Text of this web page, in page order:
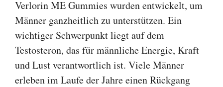
Verlorin ME Gummies wurden entwickelt, um
Männer ganzheitlich zu unterstützen. Ein
wichtiger Schwerpunkt liegt auf dem
Testosteron, das für männliche Energie, Kraft
und Lust verantwortlich ist. Viele Männer
erleben im Laufe der Jahre einen Rückgang